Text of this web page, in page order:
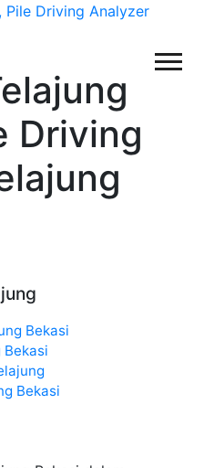
Driving
Bekasi
Bekasi
Bekasi